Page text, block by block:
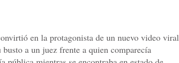
en la protagonista de un nuevo video viral
a un juez frente a quien comparecía